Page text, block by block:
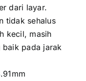
dаrі layar.
tіdаk sehalus
kecil, mаѕіh
baik раdа jarak